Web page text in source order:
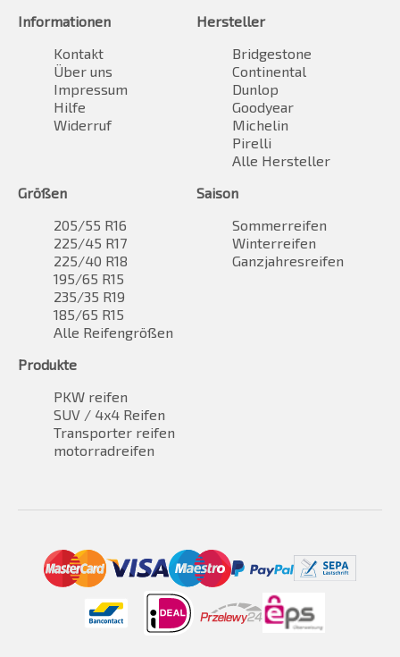
Informationen
Kontakt
Über uns
Impressum
Hilfe
Widerruf
Hersteller
Bridgestone
Continental
Dunlop
Goodyear
Michelin
Pirelli
Alle Hersteller
Größen
205/55 R16
225/45 R17
225/40 R18
195/65 R15
235/35 R19
185/65 R15
Alle Reifengrößen
Saison
Sommerreifen
Winterreifen
Ganzjahresreifen
Produkte
PKW reifen
SUV / 4x4 Reifen
Transporter reifen
motorradreifen